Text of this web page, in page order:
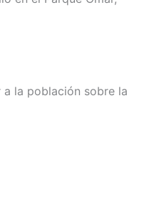
la población sobre la